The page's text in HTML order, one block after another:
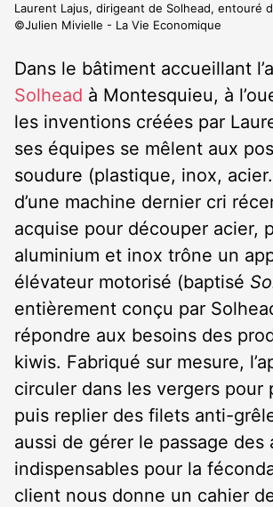
Laurent Lajus, dirigeant de Solhead, entouré
©Julien Mivielle - La Vie Economique
Dans le bâtiment accueillant
Solhead à Montesquieu, à
les inventions créées par
ses équipes se mêlent aux
soudure (plastique, inox,
d’une machine dernier cri
acquise pour découper acier,
aluminium et inox trône un
élévateur motorisé (baptisé
entièrement conçu par
répondre aux besoins des
kiwis. Fabriqué sur mesure,
circuler dans les vergers pour
puis replier des filets anti-
aussi de gérer le passage des
indispensables pour la
client nous donne un cahier